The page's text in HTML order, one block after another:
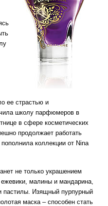
ее страстью и
школу парфюмеров в
в сфере косметических
продолжает работать
коллекции от Nina
не только украшением
малины и мандарина,
пастилы. Изящный пурпурный
маска – способен стать